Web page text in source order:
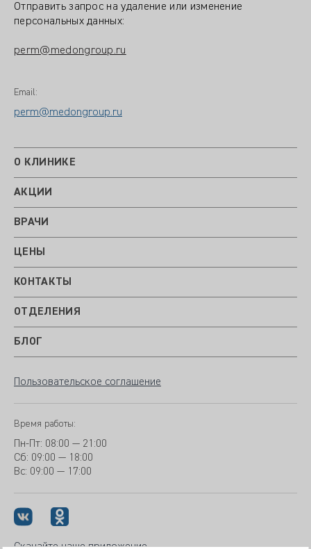
Отправить запрос на удаление или изменение
персональных данных:
perm@medongroup.ru
Email:
perm@medongroup.ru
О КЛИНИКЕ
АКЦИИ
ВРАЧИ
ЦЕНЫ
КОНТАКТЫ
ОТДЕЛЕНИЯ
БЛОГ
Пользовательское соглашение
Время работы:
Пн-Пт: 08:00 — 21:00
Сб: 09:00 — 18:00
Вс: 09:00 — 17:00